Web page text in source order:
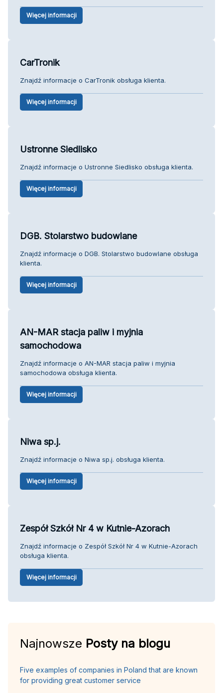
Więcej informacji
CarTronik
Znajdź informacje o CarTronik obsługa klienta.
Więcej informacji
Ustronne Siedlisko
Znajdź informacje o Ustronne Siedlisko obsługa klienta.
Więcej informacji
DGB. Stolarstwo budowlane
Znajdź informacje o DGB. Stolarstwo budowlane obsługa
klienta.
Więcej informacji
AN-MAR stacja paliw i myjnia
samochodowa
Znajdź informacje o AN-MAR stacja paliw i myjnia
samochodowa obsługa klienta.
Więcej informacji
Niwa sp.j.
Znajdź informacje o Niwa sp.j. obsługa klienta.
Więcej informacji
Zespół Szkół Nr 4 w Kutnie-Azorach
Znajdź informacje o Zespół Szkół Nr 4 w Kutnie-Azorach
obsługa klienta.
Więcej informacji
Najnowsze Posty na blogu
Five examples of companies in Poland that are known
for providing great customer service